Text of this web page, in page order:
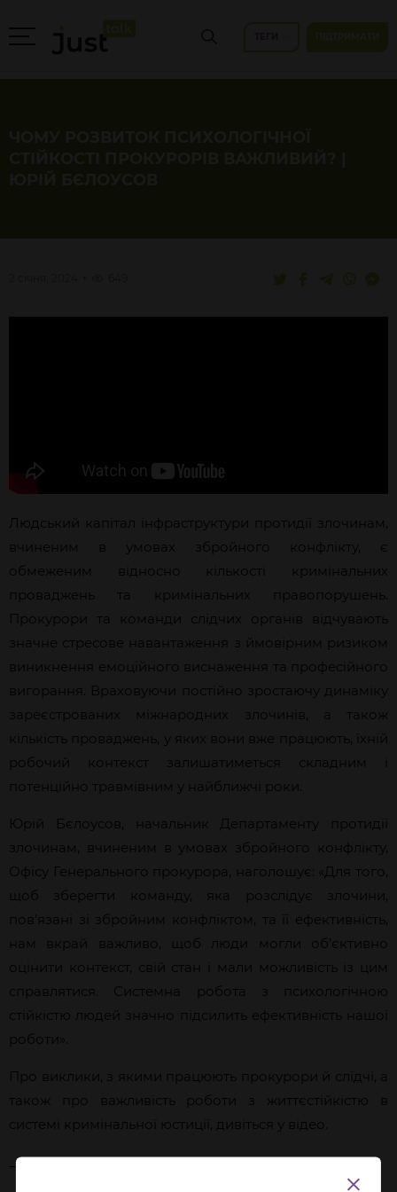
Людський капітал інфраструктури протидії злочинам,
вчиненим в умовах збройного конфлікту, є
обмеженим відносно кількості кримінальних
проваджень та кримінальних правопорушень.
Прокурори та команди слідчих органів відчувають
значне стресове навантаження з ймовірним ризиком
виникнення емоційного виснаження та професійного
вигорання. Враховуючи постійно зростаючу динаміку
зареєстрованих міжнародних злочинів, а також
кількість проваджень, у яких вони вже працюють, їхній
робочий контекст залишатиметься складним і
потенційно травмівним у найближчі роки.
Юрій Бєлоусов, начальник Департаменту протидії
злочинам, вчиненим в умовах збройного конфлікту,
Офісу Генерального прокурора, наголошує: «Для того,
щоб зберегти команду, яка розслідує злочини,
пов’язані зі збройним конфліктом, та її ефективність,
нам вкрай важливо, щоб люди могли об’єктивно
оцінити контекст, свій стан і мали можливість із цим
справлятися. Системна робота з психологічною
стійкістю людей значно підсилить ефективність нашої
роботи».
Про виклики, з якими працюють прокурори й слідчі, а
також про важливість роботи з життєстійкістю в
системі кримінальної юстиції, дивіться у відео.
____________